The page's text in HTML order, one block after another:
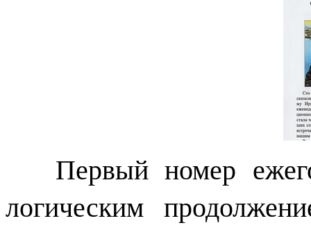
Первый номер
логическим